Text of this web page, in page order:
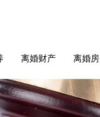
离婚财产 离婚